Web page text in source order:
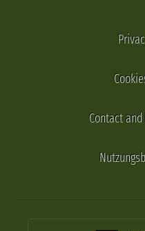
Contact